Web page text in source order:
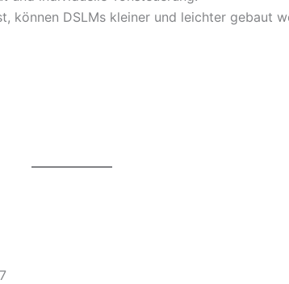
können DSLMs kleiner und leichter gebaut